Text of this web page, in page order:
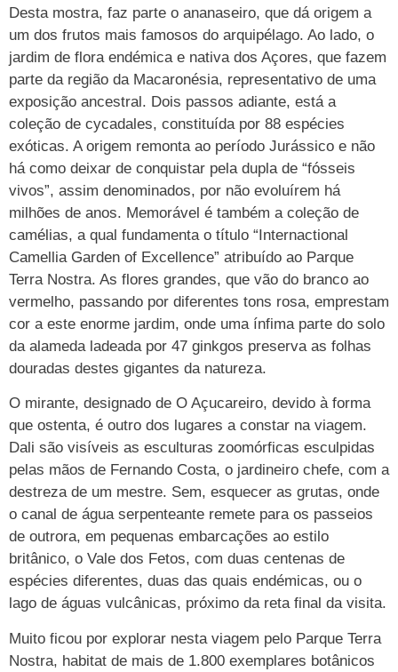
Desta mostra, faz parte o ananaseiro, que dá origem a
um dos frutos mais famosos do arquipélago. Ao lado, o
jardim de flora endémica e nativa dos Açores, que fazem
parte da região da Macaronésia, representativo de uma
exposição ancestral. Dois passos adiante, está a
coleção de cycadales, constituída por 88 espécies
exóticas. A origem remonta ao período Jurássico e não
há como deixar de conquistar pela dupla de “fósseis
vivos”, assim denominados, por não evoluírem há
milhões de anos. Memorável é também a coleção de
camélias, a qual fundamenta o título “Internactional
Camellia Garden of Excellence” atribuído ao Parque
Terra Nostra. As flores grandes, que vão do branco ao
vermelho, passando por diferentes tons rosa, emprestam
cor a este enorme jardim, onde uma ínfima parte do solo
da alameda ladeada por 47 ginkgos preserva as folhas
douradas destes gigantes da natureza.
O mirante, designado de O Açucareiro, devido à forma
que ostenta, é outro dos lugares a constar na viagem.
Dali são visíveis as esculturas zoomórficas esculpidas
pelas mãos de Fernando Costa, o jardineiro chefe, com a
destreza de um mestre. Sem, esquecer as grutas, onde
o canal de água serpenteante remete para os passeios
de outrora, em pequenas embarcações ao estilo
britânico, o Vale dos Fetos, com duas centenas de
espécies diferentes, duas das quais endémicas, ou o
lago de águas vulcânicas, próximo da reta final da visita.
Muito ficou por explorar nesta viagem pelo Parque Terra
Nostra, habitat de mais de 1.800 exemplares botânicos